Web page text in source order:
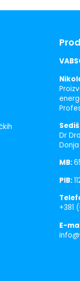
Dr
Donja
MB:
PIB:
+381
E-